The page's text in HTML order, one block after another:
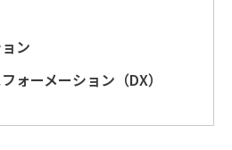
ン
ォーメーション（DX）